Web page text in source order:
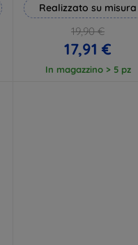
Realizzato su misura
19,90 €
17,91 €
In magazzino > 5 pz